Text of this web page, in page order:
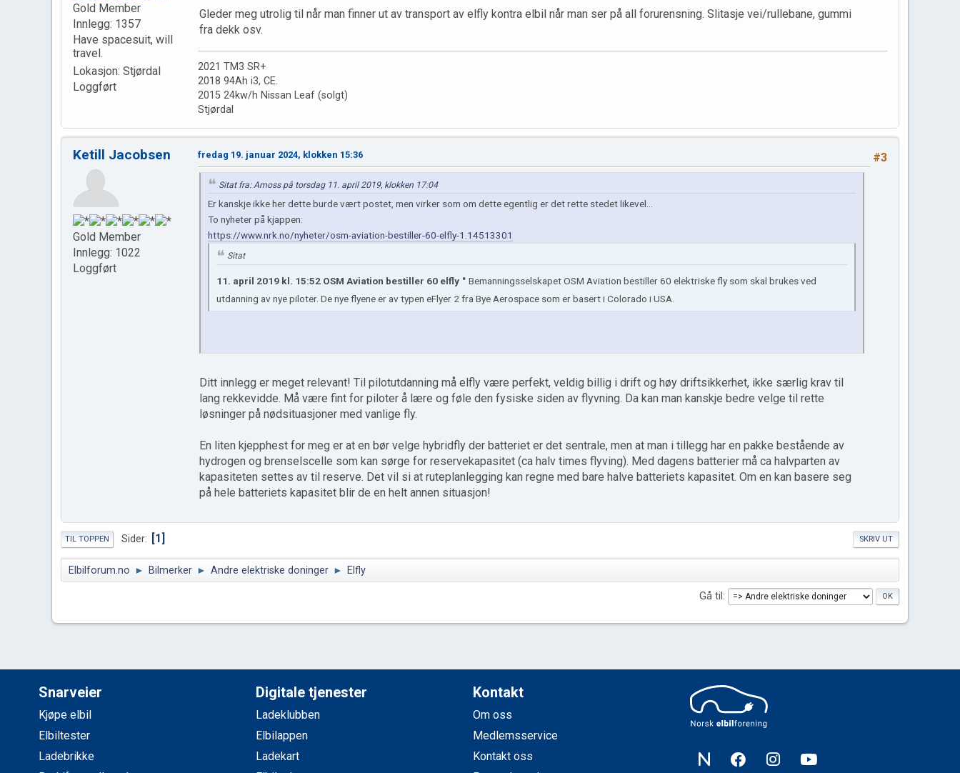
Gold Member
Innlegg: 1357
Have spacesuit, will
travel.
Lokasjon: Stjørdal
Loggført
Gleder meg utrolig til når man finner ut av transport av elfly kontra elbil når man ser på all forurensning. Slitasje vei/rullebane, gummi
fra dekk osv.
2021 TM3 SR+
2018 94Ah i3, CE.
2015 24kw/h Nissan Leaf (solgt)
Stjørdal
Ketill Jacobsen
Gold Member
Innlegg: 1022
Loggført
#3
fredag 19. januar 2024, klokken 15:36
Sitat fra: Amoss på torsdag 11. april 2019, klokken 17:04
Er kanskje ikke her dette burde vært postet, men virker som om dette egentlig er det rette stedet likevel...
To nyheter på kjappen:
https://www.nrk.no/nyheter/osm-aviation-bestiller-60-elfly-1.14513301
Sitat
11. april 2019 kl. 15:52 OSM Aviation bestiller 60 elfly · Bemanningsselskapet OSM Aviation bestiller 60 elektriske fly som skal brukes ved
utdanning av nye piloter. De nye flyene er av typen eFlyer 2 fra Bye Aerospace som er basert i Colorado i USA.
Ditt innlegg er meget relevant! Til pilotutdanning må elfly være perfekt, veldig billig i drift og høy driftsikkerhet, ikke særlig krav til
lang rekkevidde. Må være fint for piloter å lære og føle den fysiske siden av flyvning. Da kan man kanskje bedre velge til rette
løsninger på nødsituasjoner med vanlige fly.
En liten kjepphest for meg er at en bør velge hybridfly der batteriet er det sentrale, men at man i tillegg har en pakke bestående av
hydrogen og brenselscelle som kan sørge for reservekapasitet (ca halv times flyving). Med dagens batterier må ca halvparten av
kapasiteten settes av til reserve. Det vil si at ruteplanlegging kan regne med bare halve batteriets kapasitet. Om en kan basere seg
på hele batteriets kapasitet blir de en helt annen situasjon!
SKRIV UT
TIL TOPPEN Sider 1
Elbilforum.no ► Bilmerker ► Andre elektriske doninger ► Elfly
Gå til
Snarveier
Kjøpe elbil
Elbiltester
Ladebrikke
Digitale tjenester
Ladeklubben
Elbilappen
Ladekart
Kontakt
Om oss
Medlemsservice
Kontakt oss